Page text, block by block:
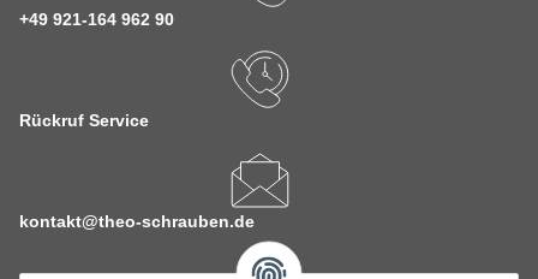
+49 921-164 962 90
Rückruf Service
kontakt@theo-schrauben.de